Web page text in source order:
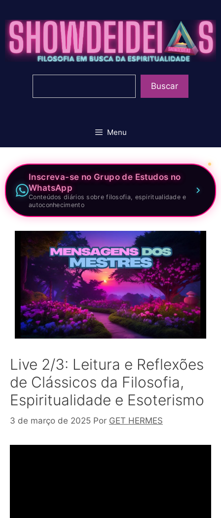
para
conteúdo
Buscar
Menu
Inscreva-se no Grupo de Estudos no
WhatsApp
Conteúdos diários sobre filosofia, espiritualidade e
autoconhecimento
Live 2/3: Leitura e Reflexões
de Clássicos da Filosofia,
Espiritualidade e Esoterismo
3 de março de 2025 Por GET HERMES